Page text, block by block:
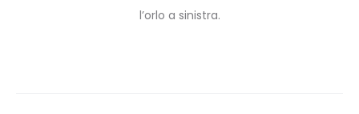
l’orlo a sinistra.